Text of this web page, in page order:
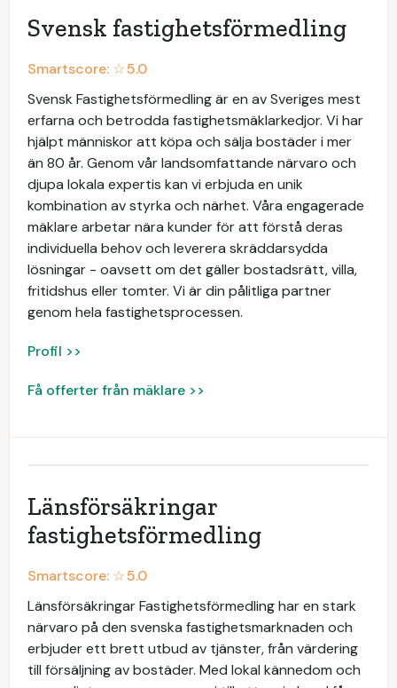
Svensk fastighetsförmedling
Smartscore: ☆5.0
Svensk Fastighetsförmedling är en av Sveriges mest
erfarna och betrodda fastighetsmäklarkedjor. Vi har
hjälpt människor att köpa och sälja bostäder i mer
än 80 år. Genom vår landsomfattande närvaro och
djupa lokala expertis kan vi erbjuda en unik
kombination av styrka och närhet. Våra engagerade
mäklare arbetar nära kunder för att förstå deras
individuella behov och leverera skräddarsydda
lösningar - oavsett om det gäller bostadsrätt, villa,
fritidshus eller tomter. Vi är din pålitliga partner
genom hela fastighetsprocessen.
Profil >>
Få offerter från mäklare >>
Länsförsäkringar
fastighetsförmedling
Smartscore: ☆5.0
Länsförsäkringar Fastighetsförmedling har en stark
närvaro på den svenska fastighetsmarknaden och
erbjuder ett brett utbud av tjänster, från värdering
till försäljning av bostäder. Med lokal kännedom och